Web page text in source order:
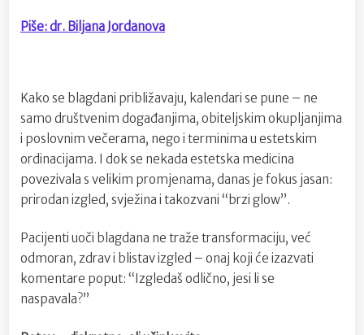
Piše: dr. Biljana Jordanova
Kako se blagdani približavaju, kalendari se pune – ne
samo društvenim događanjima, obiteljskim okupljanjima
i poslovnim večerama, nego i terminima u estetskim
ordinacijama. I dok se nekada estetska medicina
povezivala s velikim promjenama, danas je fokus jasan:
prirodan izgled, svježina i takozvani “brzi glow”.
Pacijenti uoči blagdana ne traže transformaciju, već
odmoran, zdrav i blistav izgled – onaj koji će izazvati
komentare poput: “Izgledaš odlično, jesi li se
naspavala?”